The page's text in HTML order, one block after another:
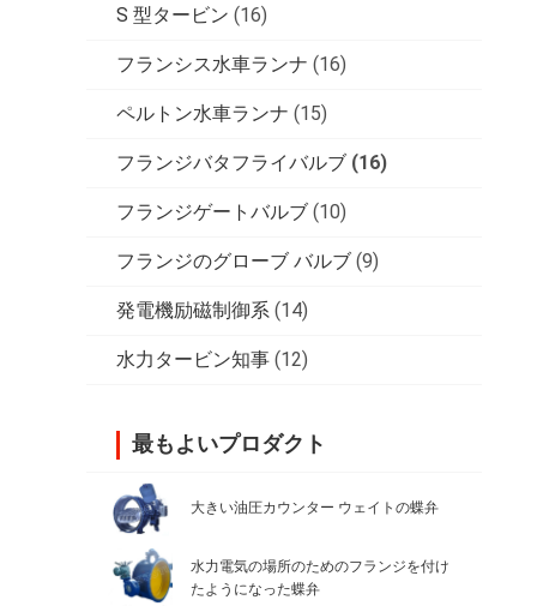
S 型タービン (16)
フランシス水車ランナ (16)
ペルトン水車ランナ (15)
フランジバタフライバルブ (16)
フランジゲートバルブ (10)
フランジのグローブ バルブ (9)
発電機励磁制御系 (14)
水力タービン知事 (12)
最もよいプロダクト
大きい油圧カウンター ウェイトの蝶弁
水力電気の場所のためのフランジを付け
たようになった蝶弁